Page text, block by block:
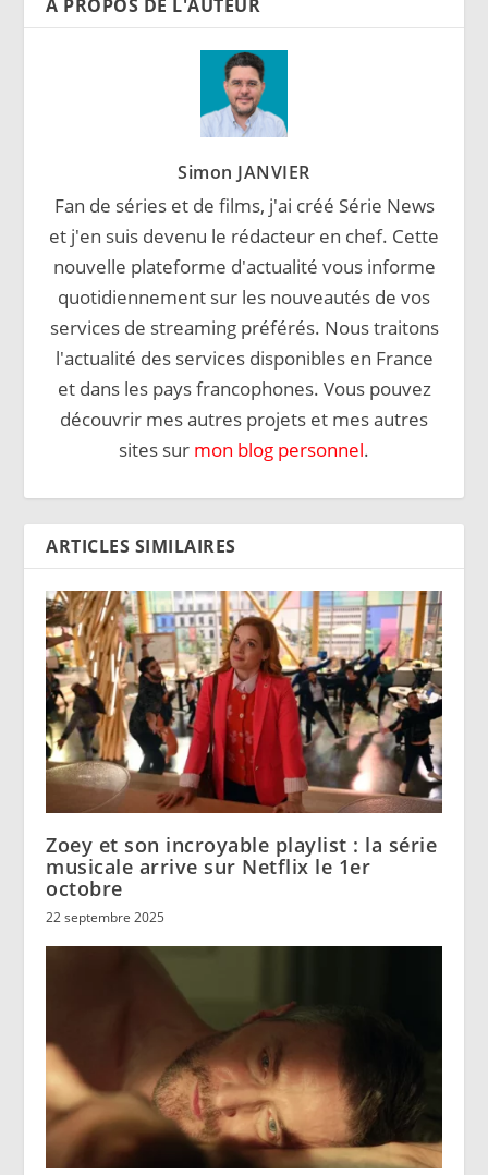
A PROPOS DE L'AUTEUR
Simon JANVIER
Fan de séries et de films, j'ai créé Série News
et j'en suis devenu le rédacteur en chef. Cette
nouvelle plateforme d'actualité vous informe
quotidiennement sur les nouveautés de vos
services de streaming préférés. Nous traitons
l'actualité des services disponibles en France
et dans les pays francophones. Vous pouvez
découvrir mes autres projets et mes autres
sites sur mon blog personnel.
ARTICLES SIMILAIRES
Zoey et son incroyable playlist : la série
musicale arrive sur Netflix le 1er
octobre
22 septembre 2025